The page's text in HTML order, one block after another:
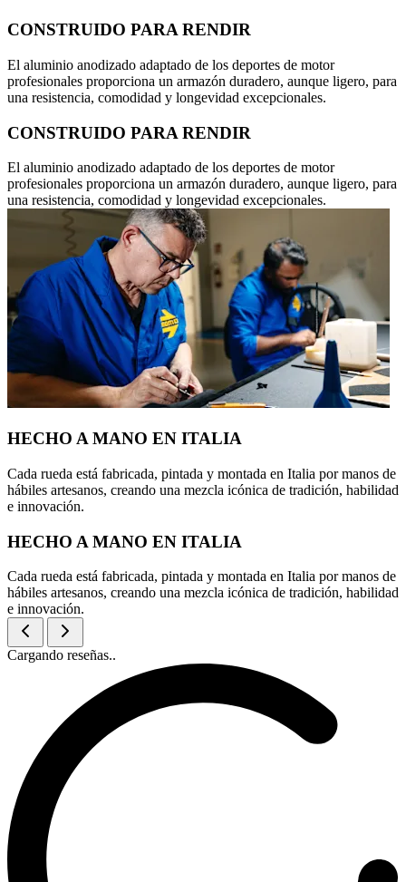
CONSTRUIDO PARA RENDIR
El aluminio anodizado adaptado de los deportes de motor
profesionales proporciona un armazón duradero, aunque ligero, para
una resistencia, comodidad y longevidad excepcionales.
CONSTRUIDO PARA RENDIR
El aluminio anodizado adaptado de los deportes de motor
profesionales proporciona un armazón duradero, aunque ligero, para
una resistencia, comodidad y longevidad excepcionales.
HECHO A MANO EN ITALIA
Cada rueda está fabricada, pintada y montada en Italia por manos de
hábiles artesanos, creando una mezcla icónica de tradición, habilidad
e innovación.
HECHO A MANO EN ITALIA
Cada rueda está fabricada, pintada y montada en Italia por manos de
hábiles artesanos, creando una mezcla icónica de tradición, habilidad
e innovación.
Cargando reseñas..